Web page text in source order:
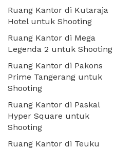
Ruang Kantor di Kutaraja
Hotel untuk Shooting
Ruang Kantor di Mega
Legenda 2 untuk Shooting
Ruang Kantor di Pakons
Prime Tangerang untuk
Shooting
Ruang Kantor di Paskal
Hyper Square untuk
Shooting
Ruang Kantor di Teuku